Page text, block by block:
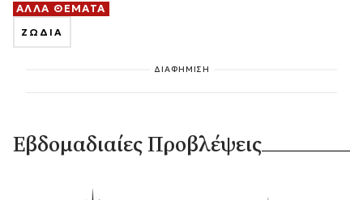
ΑΛΛΑ ΘΕΜΑΤΑ
ΖΩΔΙΑ
ΔΙΑΦΗΜΙΣΗ
Εβδομαδιαίες Προβλέψεις